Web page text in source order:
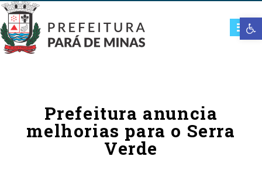
Prefeitura anuncia
melhorias para o Serra
Verde